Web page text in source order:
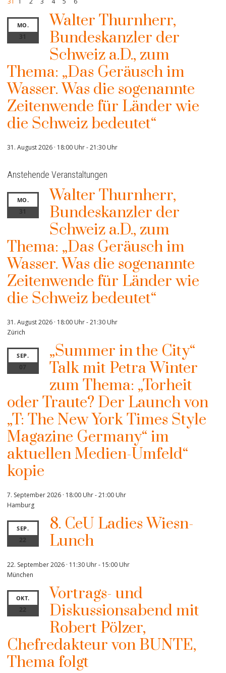
MO.
31
Walter Thurnherr,
Bundeskanzler der
Schweiz a.D., zum
Thema: „Das Geräusch im
Wasser. Was die sogenannte
Zeitenwende für Länder wie
die Schweiz bedeutet“
31. August 2026 · 18:00 Uhr-21:30 Uhr
Anstehende Veranstaltungen
MO.
31
Walter Thurnherr,
Bundeskanzler der
Schweiz a.D., zum
Thema: „Das Geräusch im
Wasser. Was die sogenannte
Zeitenwende für Länder wie
die Schweiz bedeutet“
31. August 2026 · 18:00 Uhr-21:30 Uhr
Zürich
SEP.
07
„Summer in the City“
Talk mit Petra Winter
zum Thema: „Torheit
oder Traute? Der Launch von
„T: The New York Times Style
Magazine Germany“ im
aktuellen Medien-Umfeld“
kopie
7. September 2026 · 18:00 Uhr-21:00 Uhr
Hamburg
SEP.
22
8. CeU Ladies Wiesn-
Lunch
22. September 2026 · 11:30 Uhr- 15:00 Uhr
München
OKT.
22
Vortrags- und
Diskussionsabend mit
Robert Pölzer,
Chefredakteur von BUNTE,
Thema folgt